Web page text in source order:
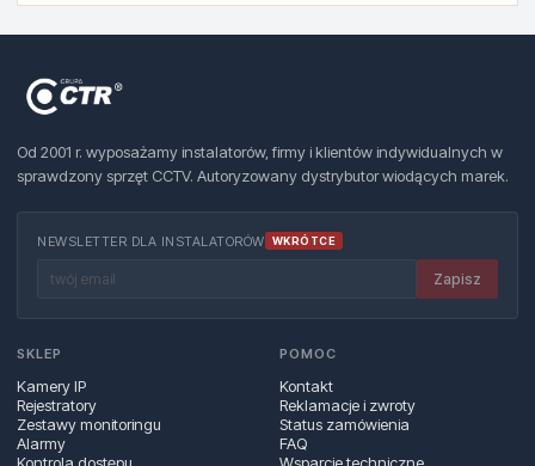
Od 2001 r. wyposażamy instalatorów, firmy i klientów indywidualnych w
sprawdzony sprzęt CCTV. Autoryzowany dystrybutor wiodących marek.
NEWSLETTER DLA INSTALATORÓW WKRÓTCE
Zapisz
SKLEP
Kamery IP
Rejestratory
Zestawy monitoringu
Alarmy
POMOC
Kontakt
Reklamacje i zwroty
Status zamówienia
FAQ